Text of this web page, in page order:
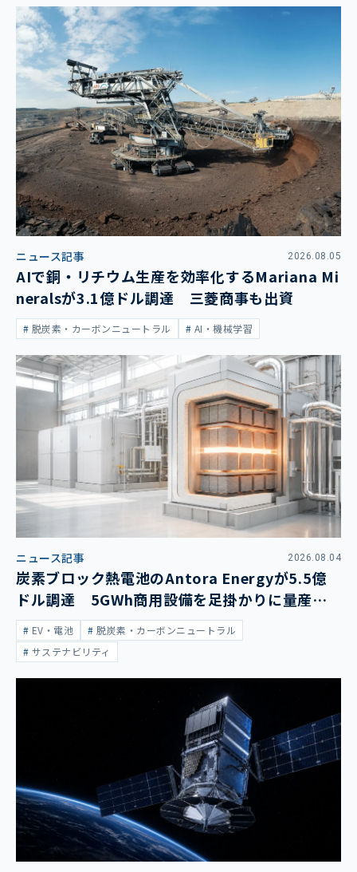
ニュース記事 2026.08.05
AIで銅・リチウム生産を効率化するMariana Mi
neralsが3.1億ドル調達 三菱商事も出資
脱炭素・カーボンニュートラル AI・機械学習
ニュース記事 2026.08.04
炭素ブロック熱電池のAntora Energyが5.5億
ドル調達 5GWh商用設備を足掛かりに量産拡
大EV・電池
脱炭素・カーボンニュートラル
サステナビリティ